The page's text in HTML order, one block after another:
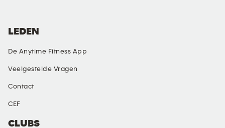
CLUBS
LEDEN
De Anytime Fitness App
Veelgestelde Vragen
Contact
CEF